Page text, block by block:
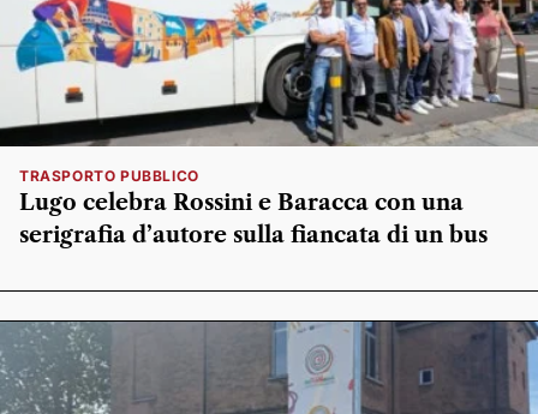
TRASPORTO PUBBLICO
Lugo celebra Rossini e Baracca con una
serigrafia d’autore sulla fiancata di un bus